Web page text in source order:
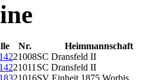
Nr.
Heimmannschaft
21008SC Dransfeld II
21011 SC Dransfeld II